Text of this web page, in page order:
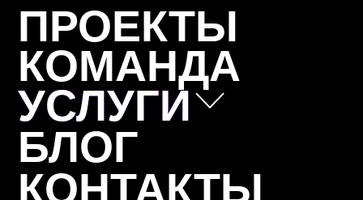
ПРОЕКТЫ
КОМАНДА
УСЛУГИ
УСЛУГИ
БЛОГ
КОНТАКТЫ
Позиционирование
Коммуникационная стратегия